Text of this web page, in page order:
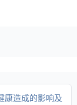
康造成的影响及